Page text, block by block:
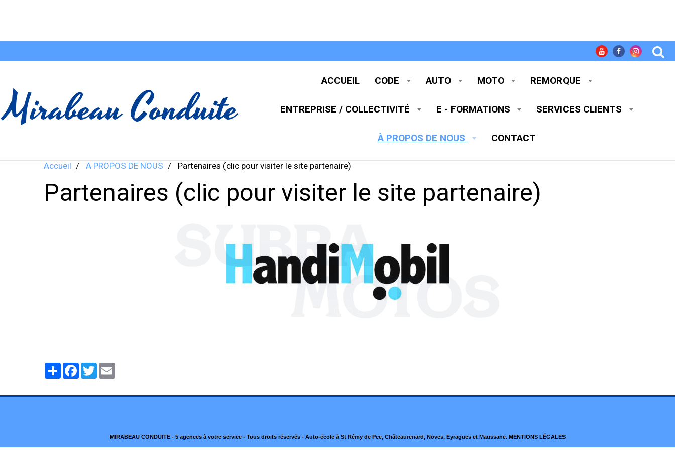
Mirabeau Conduite
ACCUEIL CODE AUTO MOTO REMORQUE
ENTREPRISE / COLLECTIVITÉ E - FORMATIONS SERVICES CLIENTS
À PROPOS DE NOUS CONTACT
Accueil A PROPOS DE NOUS Partenaires (clic pour visiter le site partenaire)
Partenaires (clic pour visiter le site partenaire)
PartagerFacebook
Twitter
MIRABEAU CONDUITE - 5 agences à votre service - Tous droits réservés - Auto-école à St Rémy de Pce, Châteaurenard, Noves, Eyragues et Maussane. MENTIONS LÉGALES